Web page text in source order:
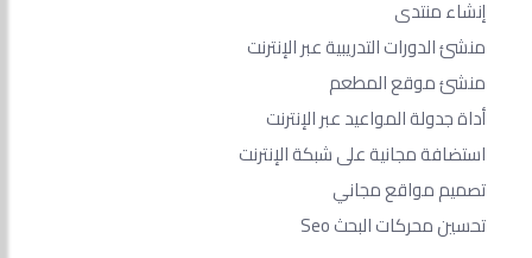
إنشاء منتدى
منشئ الدورات التدريبية عبر الإنترنت
منشئ موقع المطعم
أداة جدولة المواعيد عبر الإنترنت
استضافة مجانية على شبكة الإنترنت
تصميم مواقع مجاني
تحسين محركات البحث Seo​